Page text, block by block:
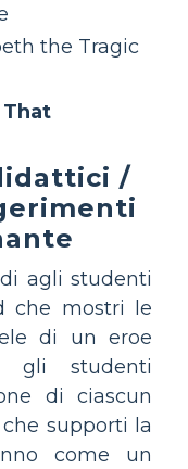
the Tragic
/
agli studenti
che mostri le
di un eroe
gli studenti
di ciascun
supporti la
come un